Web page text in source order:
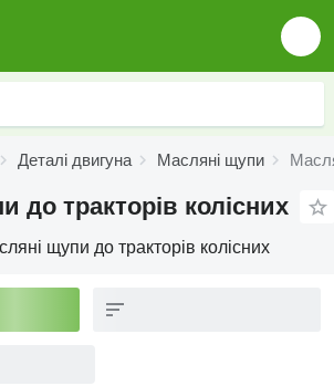
Деталі двигуна Масляні щупи
до тракторів колісних
щупи до тракторів колісних